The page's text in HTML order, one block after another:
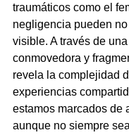
traumáticos como el
negligencia pueden
visible. A través de
conmovedora y
revela la complejidad
experiencias
estamos marcados de
aunque no siempre